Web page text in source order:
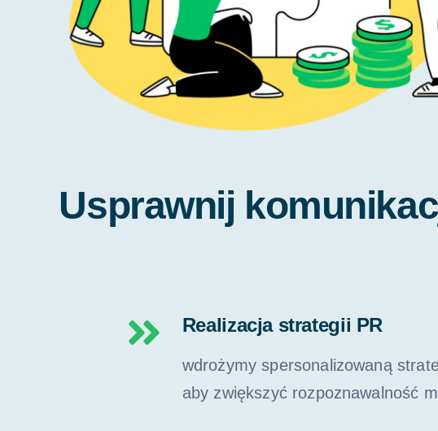
Usprawnij
Realizacja strategii PR
wdrożymy spersonalizowaną
aby zwiększyć rozpoznawalność